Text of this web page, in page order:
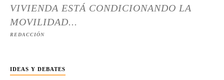
VIVIENDA ESTÁ CONDICIONANDO LA
MOVILIDAD...
REDACCIÓN
IDEAS Y DEBATES